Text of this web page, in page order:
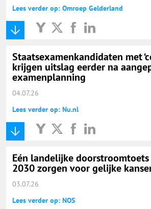
Lees verder op: Omroep Gelderland
Staatsexamenkandidaten met
krijgen uitslag eerder na
examenplanning
04.07.26
Lees verder op: Nu.nl
Eén landelijke
2030 zorgen voor gelijke
03.07.26
Lees verder op: NOS